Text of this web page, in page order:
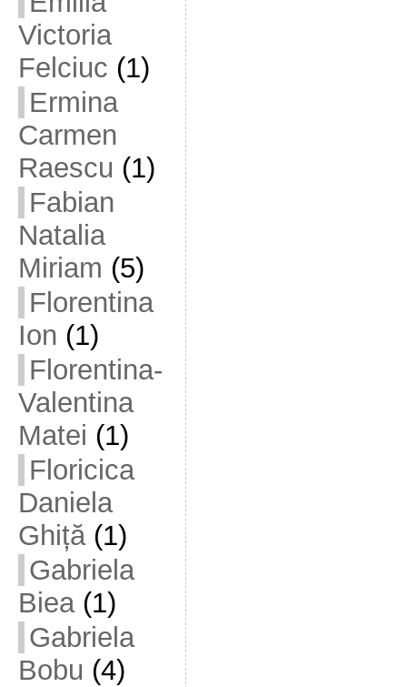
Victoria
Felciuc (1)
Ermina
Carmen
Raescu (1)
Fabian
Natalia
Miriam (5)
Florentina
Ion (1)
Florentina-
Valentina
Matei (1)
Floricica
Daniela
Ghiță(1)
Gabriela
Biea(1)
Gabriela
Bobu (4)